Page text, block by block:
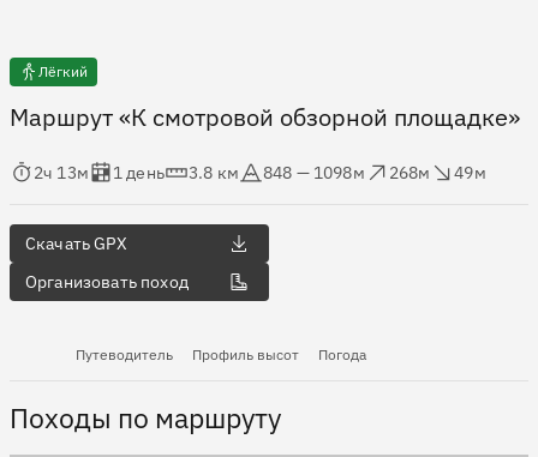
Лёгкий
Маршрут «К смотровой обзорной площадке»
в пути
2ч 13м
Оценка в днях
1 день
Дистанция
3.8 км
Абсолютная высота
848 — 1098м
Набор высоты
268м
Сброс высоты
49м
Скачать GPX
Организовать поход
Путеводитель Профиль высот Погода
Походы по маршруту